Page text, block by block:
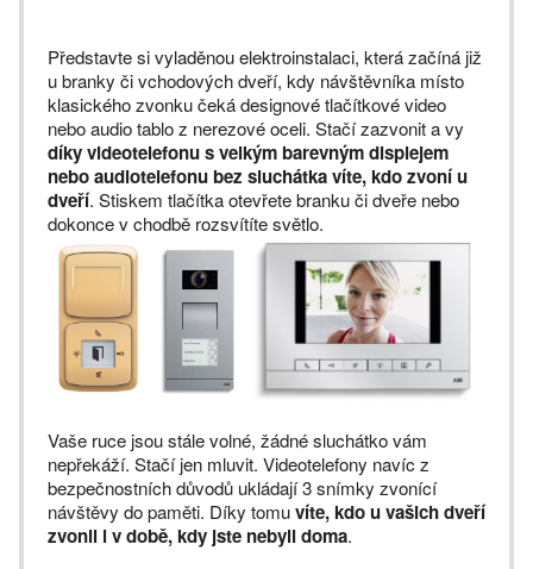
Představte si vyladěnou elektroinstalaci, která začíná již
u branky či vchodových dveří, kdy návštěvníka místo
klasického zvonku čeká designové tlačítkové video
nebo audio tablo z nerezové oceli. Stačí zazvonit a vy
díky videotelefonu s velkým barevným displejem
nebo audiotelefonu bez sluchátka víte, kdo zvoní u
dveří. Stiskem tlačítka otevřete branku či dveře nebo
dokonce v chodbě rozsvítíte světlo.
Vaše ruce jsou stále volné, žádné sluchátko vám
nepřekáží. Stačí jen mluvit. Videotelefony navíc z
bezpečnostních důvodů ukládají 3 snímky zvonící
návštěvy do paměti. Díky tomuvíte, kdo u vašich dveří
zvonil i v době, kdy jste nebyli doma.